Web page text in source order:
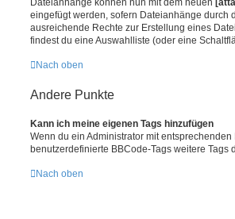
Dateianhänge können nun mit dem neuen
eingefügt werden, sofern Dateianhänge
ausreichende Rechte zur Erstellung eines
findest du eine Auswahlliste (oder eine
Nach oben
Andere Punkte
Kann ich meine eigenen Tags hinzufügen
Wenn du ein Administrator mit
benutzerdefinierte BBCode-Tags weitere Tags
Nach oben